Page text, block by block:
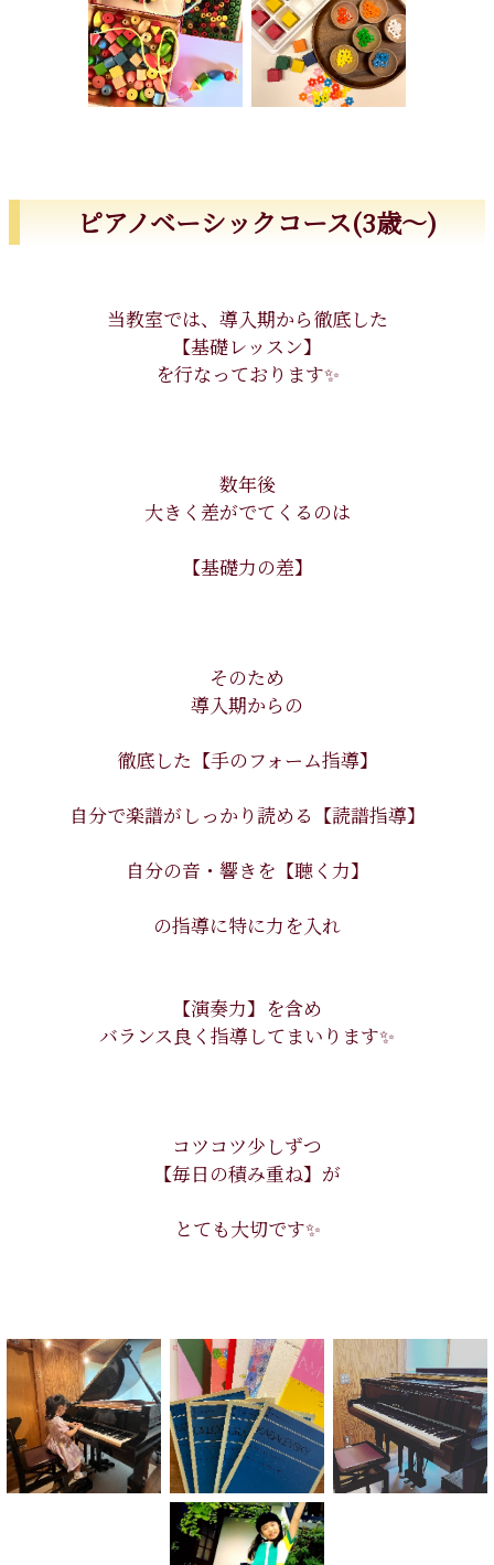
ピアノベーシックコース(3歳〜)
当教室では、導入期から徹底した
【基礎レッスン】
を行なっております✨
数年後
大きく差がでてくるのは
【基礎力の差】
そのため
導入期からの
徹底した【手のフォーム指導】
自分で楽譜がしっかり読める【読譜指導】
自分の音・響きを【聴く力】
の指導に特に力を入れ
【演奏力】を含め
バランス良く指導してまいります✨
コツコツ少しずつ
【毎日の積み重ね】が
とても大切です✨